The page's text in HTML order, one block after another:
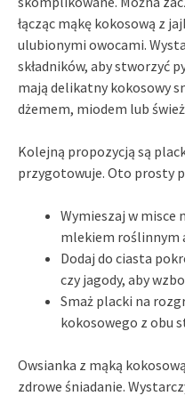
łącząc mąkę kokosową z
ulubionymi owocami.
składników, aby stworzyć
mają delikatny kokosowy
dżemem, miodem lub
Kolejną propozycją są
przygotowuje. Oto prosty
Wymieszaj w misce
mlekiem roślinnym
Dodaj do ciasta
czy jagody, aby
Smaż placki na
kokosowego z obu
Owsianka z mąką
zdrowe śniadanie.